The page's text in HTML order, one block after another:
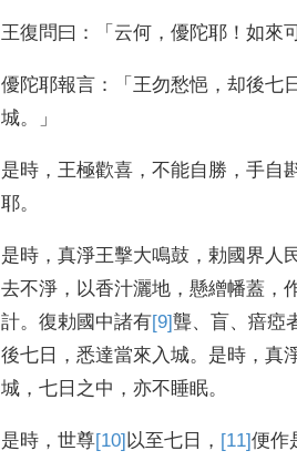
王復 問曰 ：「 云何 ，優陀耶 ！如來
優陀耶報言 ：「王勿愁悒 ，却後七
城。」
是時 ，王極歡喜 ，不能自勝 ，手自
耶。
是時 ，真淨王擊大鳴鼓 ，勅國界人
去不淨 ， 以香汁灑地 ，懸繒幡蓋 ，
計。復勅國中諸有[9]聾、盲、瘖瘂
後七日 ，悉達當來入城。 是時 ，真
城 ，七日之中 ，亦不睡眠。
是時 ，世尊[10]以至七日 ， [11]便作